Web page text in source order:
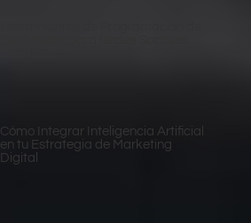
Cómo Integrar Inteligencia Artificial
en tu Estrategia de Marketing
Digital